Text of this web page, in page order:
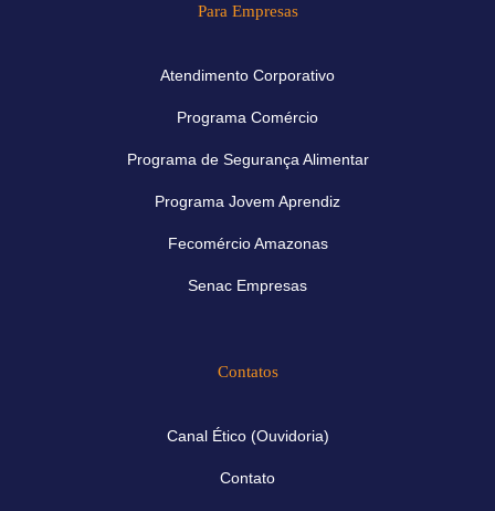
Para Empresas
Atendimento Corporativo
Programa Comércio
Programa de Segurança Alimentar
Programa Jovem Aprendiz
Fecomércio Amazonas
Senac Empresas
Contatos
Canal Ético (Ouvidoria)
Contato